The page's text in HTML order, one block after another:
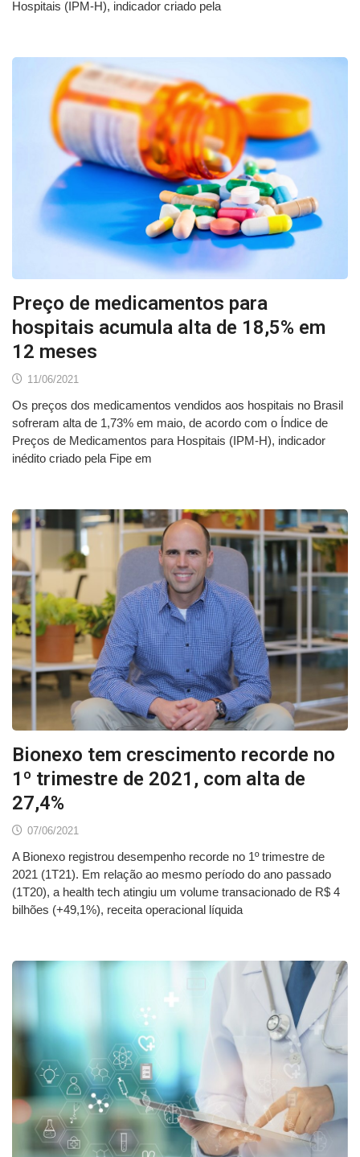
Hospitais (IPM-H), indicador criado pela
Preço de medicamentos para
hospitais acumula alta de 18,5% em
12 meses
11/06/2021
Os preços dos medicamentos vendidos aos hospitais no Brasil
sofreram alta de 1,73% em maio, de acordo com o Índice de
Preços de Medicamentos para Hospitais (IPM-H), indicador
inédito criado pela Fipe em
Bionexo tem crescimento recorde no
1º trimestre de 2021, com alta de
27,4%
07/06/2021
A Bionexo registrou desempenho recorde no 1º trimestre de
2021 (1T21). Em relação ao mesmo período do ano passado
(1T20), a health tech atingiu um volume transacionado de R$ 4
bilhões (+49,1%), receita operacional líquida